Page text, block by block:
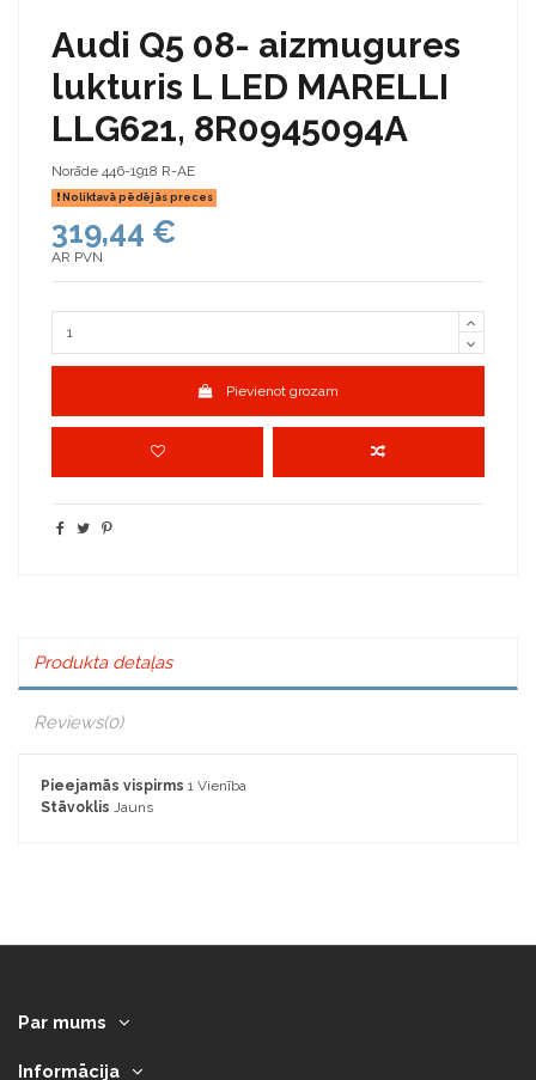
Audi Q5 08- aizmugures
lukturis L LED MARELLI
LLG621, 8R0945094A
Norāde 446-1918 R-AE
Noliktavā pēdējās preces
319,44 €
AR PVN
Pievienot grozam
Produkta detaļas
Reviews(0)
Pieejamās vispirms 1 Vienība
Stāvoklis Jauns
Par mums
Informācija